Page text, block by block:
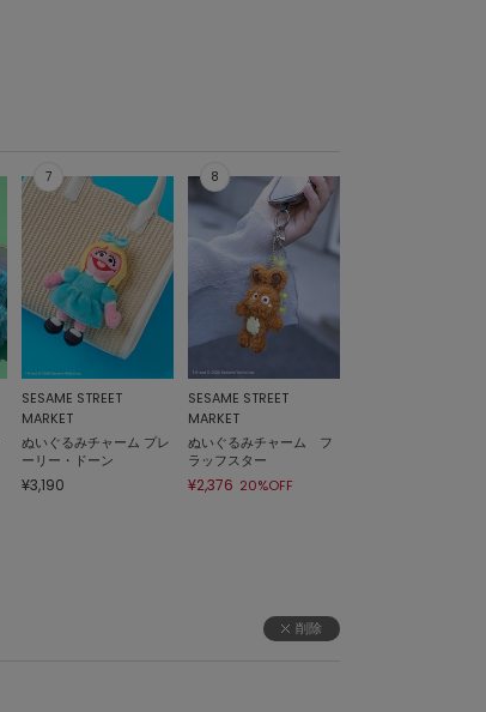
SESAME STREET
MARKET
ぬいぐるみチャーム プレ
ーリー・ドーン
¥3,190
SESAME STREET
MARKET
ぬいぐるみチャーム フ
ラッフスター
¥2,376 20%OFF
削除